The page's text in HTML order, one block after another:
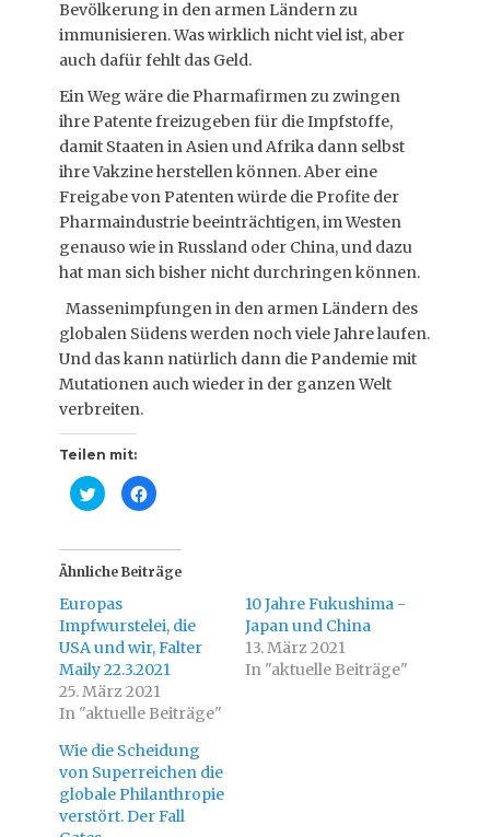
Bevölkerung in den armen Ländern zu
immunisieren. Was wirklich nicht viel ist, aber
auch dafür fehlt das Geld.
Ein Weg wäre die Pharmafirmen zu zwingen
ihre Patente freizugeben für die Impfstoffe,
damit Staaten in Asien und Afrika dann selbst
ihre Vakzine herstellen können. Aber eine
Freigabe von Patenten würde die Profite der
Pharmaindustrie beeinträchtigen, im Westen
genauso wie in Russland oder China, und dazu
hat man sich bisher nicht durchringen können.
Massenimpfungen in den armen Ländern des
globalen Südens werden noch viele Jahre laufen.
Und das kann natürlich dann die Pandemie mit
Mutationen auch wieder in der ganzen Welt
verbreiten.
Teilen mit:
K
l
,
u
m
b
e
r
T
w
i
t
t
e
z
u
t
e
i
l
e
n
K
l
,
u
m
f
F
a
c
e
b
o
o
u
t
e
i
l
e
Ähnliche Beiträge
Europas
Impfwurstelei, die
USA und wir, Falter
Maily 22.3.2021
25. März 2021
In "aktuelle Beiträge"
10 Jahre Fukushima -
Japan und China
13. März 2021
In "aktuelle Beiträge"
Wie die Scheidung
von Superreichen die
globale Philanthropie
verstört. Der Fall